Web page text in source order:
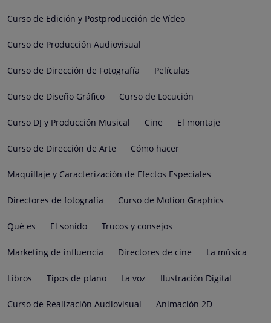
Curso de Edición y Postproducción de Vídeo
Curso de Producción Audiovisual
Curso de Dirección de Fotografía Películas
Curso de Diseño Gráfico Curso de Locución
Curso DJ y Producción Musical Cine El montaje
Curso de Dirección de Arte Cómo hacer
Maquillaje y Caracterización de Efectos Especiales
Directores de fotografía Curso de Motion Graphics
Qué es El sonido Trucos y consejos
Marketing de influencia Directores de cine La música
Libros Tipos de plano La voz Ilustración Digital
Curso de Realización Audiovisual Animación 2D